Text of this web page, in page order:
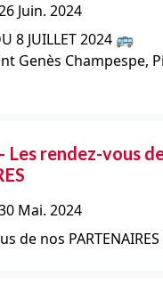
Juin. 2024
8 JUILLET 2024 🚌
Genès Champespe,
Les rendez-vous
Mai. 2024
de nos PARTENAIRES